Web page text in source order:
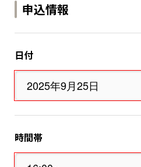
申込情報
日付
時間帯